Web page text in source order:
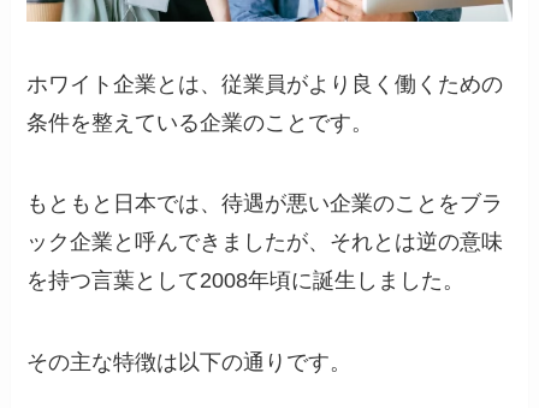
ホワイト企業とは、従業員がより良く働くための
条件を整えている企業のことです。
もともと日本では、待遇が悪い企業のことをブラ
ック企業と呼んできましたが、それとは逆の意味
を持つ言葉として2008年頃に誕生しました。
その主な特徴は以下の通りです。